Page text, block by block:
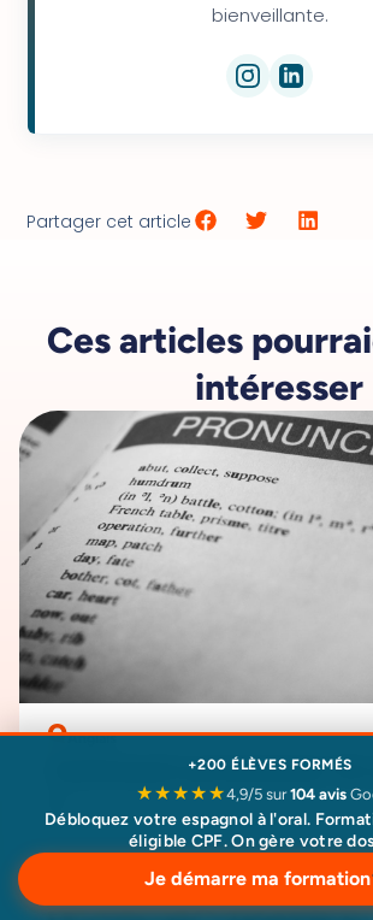
bienveillante.
Partager cet article
Ces articles
intéresser
Anglais
Comment prononcer th
?
3 août 2026
+200 ÉLÈVES FORMÉS
★★★★★4,9/5 sur104 avis
Débloquez votre espagnol à l'oral.
éligible CPF. On gère votre
Je démarre ma formation